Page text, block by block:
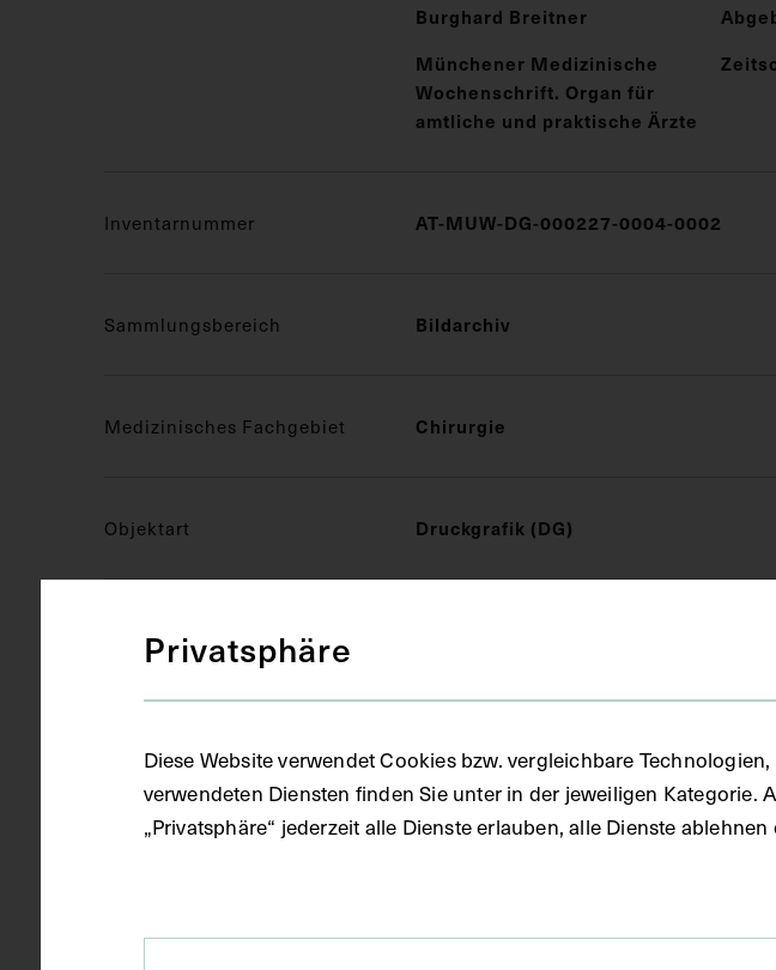
Burghard Breitner
Münchener Medizinische
Wochenschrift. Organ für
amtliche und praktische Ärzte
Inventarnummer AT-MUW-DG-000227-0004-0002
Sammlungsbereich Bildarchiv
Medizinisches Fachgebiet Chirurgie
Objektart Druckgrafik (DG)
München
Material Papier
Privatsphäre
Diese Website verwendet Cookies bzw. vergleichbare
verwendeten Diensten finden Sie unter in der jeweiligen
„Privatsphäre“ jederzeit alle Dienste erlauben, alle Dienste